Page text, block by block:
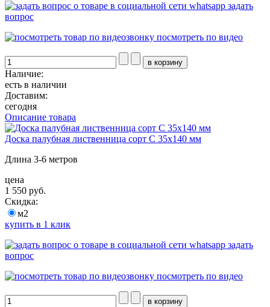
задать
вопрос
посмотреть по видео
Наличие:
есть в наличии
Доставим:
сегодня
Описание товара
Доска палубная лиственница сорт С 35х140 мм
Длина 3-6 метров
цена
1 550 руб.
Скидка:
м2
купить в 1 клик
задать
вопрос
посмотреть по видео